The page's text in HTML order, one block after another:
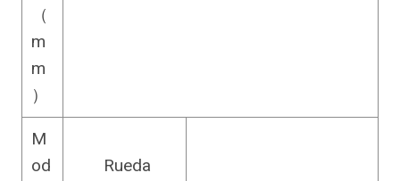
（
m
m
）
M
od
Rueda